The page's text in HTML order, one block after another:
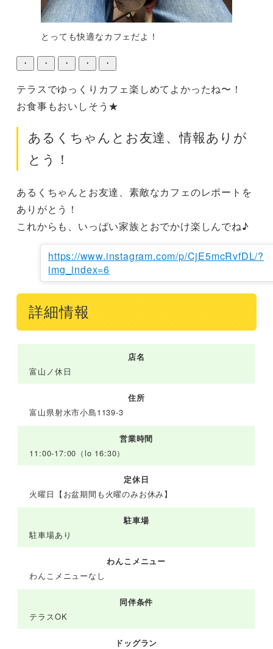
とっても快適なカフェだよ！
・ ・ ・ ・ ・
テラスでゆっくりカフェ楽しめてよかったね〜！
お食事もおいしそう★
あるくちゃんとお友達、情報ありが
とう！
あるくちゃんとお友達、素敵なカフェのレポートを
ありがとう！
これからも、いっぱい家族とおでかけ楽しんでね♪
https://www.instagram.com/p/CjE5mcRvfDL/?
img_index=6
詳細情報
店名
富山ノ休日
住所
富山県射水市小島1139-3
営業時間
11:00-17:00（lo 16:30）
定休日
火曜日【お盆期間も火曜のみお休み】
駐車場
駐車場あり
わんこメニュー
わんこメニューなし
同伴条件
テラスOK
ドッグラン